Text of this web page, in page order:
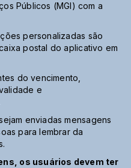
Públicos (MGI) com a
personalizadas são
postal do aplicativo em
do vencimento,
e
enviadas mensagens
para lembrar da
os usuários devem ter